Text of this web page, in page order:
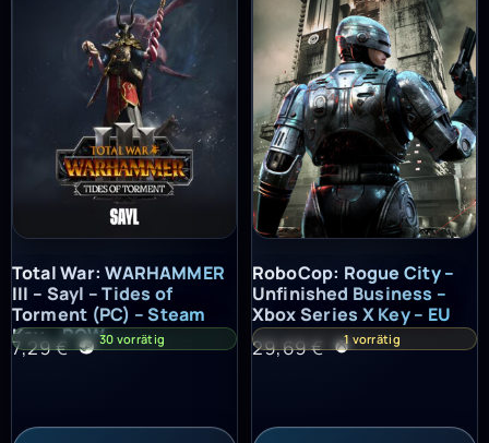
Total War: WARHAMMER III – Sayl – Tides of Torment (PC) –
Total War: WARHAMMER
III – Sayl – Tides of
Torment (PC) – Steam
Key – ROW
7,29€ 30 vorrätig
RoboCop: Rogue City –
RoboCop: Rogue City –
Unfinished Business –
Xbox Series X Key – EU
29,69€ 1 vorrätig